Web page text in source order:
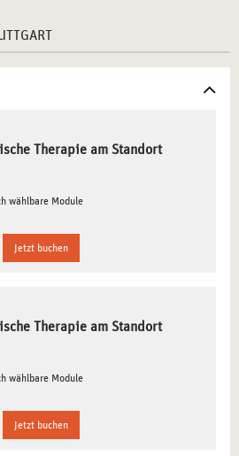
Fachkräften:
an systemischen Kompetenzen
Verkehrsmitteln und
und hoher Freizeitwert:
Lernen und Lebensqualität zu
unterschiedliche soziale
Die Ausbildung in
an unserem Standort sensibilisiert
Prozesse kulturell,
wirksam gestaltet werden
Therapie am Standort
wählbare Module
Jetzt buchen
Therapie am Standort
wählbare Module
Jetzt buchen